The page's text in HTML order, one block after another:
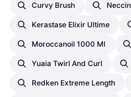
Curvy Brush
Kerastase Elixir Ultime
Moroccanoil 1000 Ml
Yuaia Twirl And Curl
Redken Extreme Length